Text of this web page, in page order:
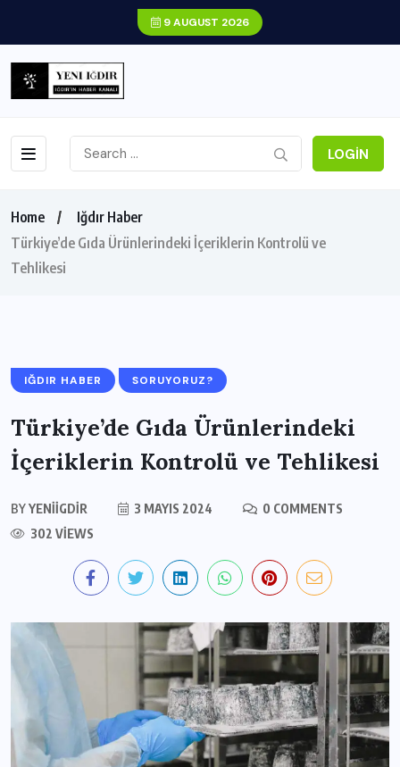
9 AUGUST 2026
LOGIN
Home
Iğdır Haber
Türkiye’de Gıda Ürünlerindeki İçeriklerin Kontrolü ve
Tehlikesi
IĞDIR HABER SORUYORUZ?
Türkiye’de Gıda Ürünlerindeki
İçeriklerin Kontrolü ve Tehlikesi
BYYENIIGDIR 3 MAYIS 2024
0 COMMENTS
302 VIEWS